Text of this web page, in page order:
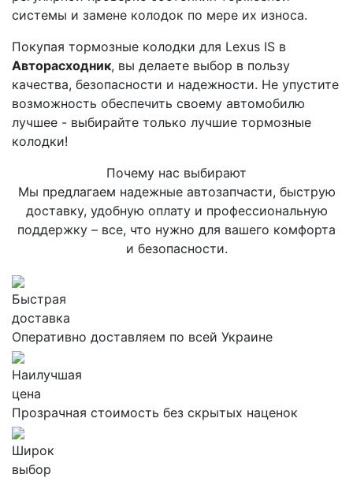
системы и замене колодок по мере их износа.
Покупая тормозные колодки для Lexus IS в
Авторасходник, вы делаете выбор в пользу
качества, безопасности и надежности. Не упустите
возможность обеспечить своему автомобилю
лучшее - выбирайте только лучшие тормозные
колодки!
Почему нас выбирают
Мы предлагаем надежные автозапчасти, быструю
доставку, удобную оплату и профессиональную
поддержку – все, что нужно для вашего комфорта
и безопасности.
Быстрая
доставка
Оперативно доставляем по всей Украине
Наилучшая
цена
Прозрачная стоимость без скрытых наценок
Широк
выбор